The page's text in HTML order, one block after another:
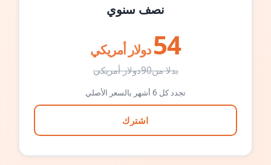
نصف سنوي
54 دولار أمريكي
بدلا من90دولار أمريكي
تجدد كل 6 أشهر بالسعر الأصلي
اشترك